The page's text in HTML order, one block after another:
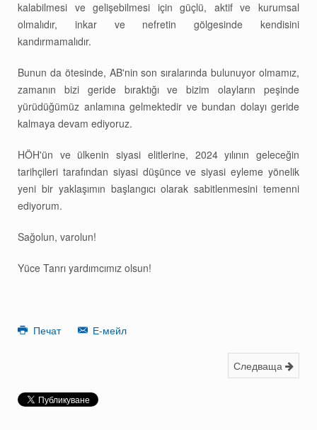
kalabilmesi ve gelişebilmesi için güçlü, aktif ve kurumsal
olmalıdır, inkar ve nefretin gölgesinde kendisini
kandırmamalıdır.
Bunun da ötesinde, AB'nin son sıralarında bulunuyor olmamız,
zamanın bizi geride bıraktığı ve bizim olayların peşinde
yürüdüğümüz anlamına gelmektedir ve bundan dolayı geride
kalmaya devam ediyoruz.
HÖH'ün ve ülkenin siyasi elitlerine, 2024 yılının geleceğin
tarihçileri tarafından siyasi düşünce ve siyasi eyleme yönelik
yeni bir yaklaşımın başlangıcı olarak sabitlenmesini temenni
ediyorum.
Sağolun, varolun!
Yüce Tanrı yardımcımız olsun!
Печат Е-мейл
Следваща